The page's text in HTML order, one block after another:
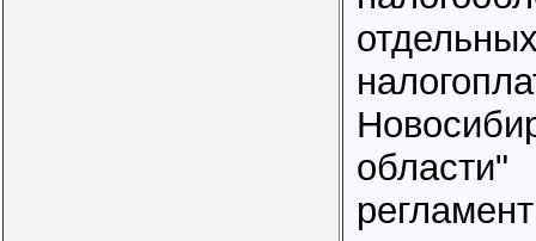
области"